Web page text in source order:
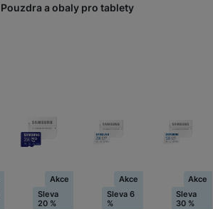
Pouzdra a obaly pro tablety
Akce
Sleva
20 %
Akce
Sleva 6
%
Akce
Sleva
30 %